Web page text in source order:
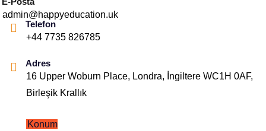
admin@happyeducation.uk
Telefon
+44 7735 826785
Adres
16 Upper Woburn Place, Londra, İngiltere WC1H 0AF,
Birleşik Krallık
Konum